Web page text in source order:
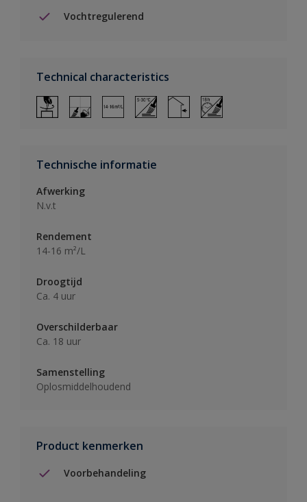
Vochtregulerend
Technical characteristics
Technische informatie
Afwerking
N.v.t
Rendement
14-16 m²/L
Droogtijd
Ca. 4 uur
Overschilderbaar
Ca. 18 uur
Samenstelling
Oplosmiddelhoudend
Product kenmerken
Voorbehandeling